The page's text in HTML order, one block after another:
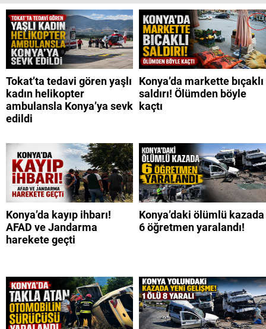
Tokat’ta tedavi gören yaşlı
kadın helikopter
ambulansla Konya’ya sevk
edildi
Konya’da markette bıçaklı
saldırı! Ölümden böyle
kaçtı
Konya’da kayıp ihbarı!
AFAD ve Jandarma
harekete geçti
Konya’daki ölümlü kazada
6 öğretmen yaralandı!